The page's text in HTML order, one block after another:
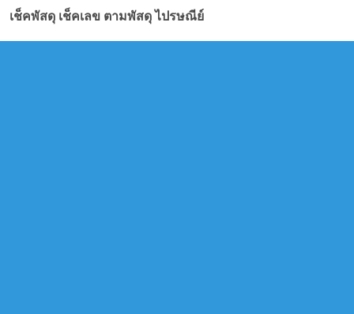
เช็คพัสดุ เช็คเลข ตามพัสดุ ไปรษณีย์